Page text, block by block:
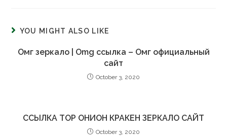
YOU MIGHT ALSO LIKE
Омг зеркало | Omg ссылка – Омг официальный
сайт
October 3, 2020
ССЫЛКА ТОР ОНИОН КРАКЕН ЗЕРКАЛО САЙТ
October 3, 2020